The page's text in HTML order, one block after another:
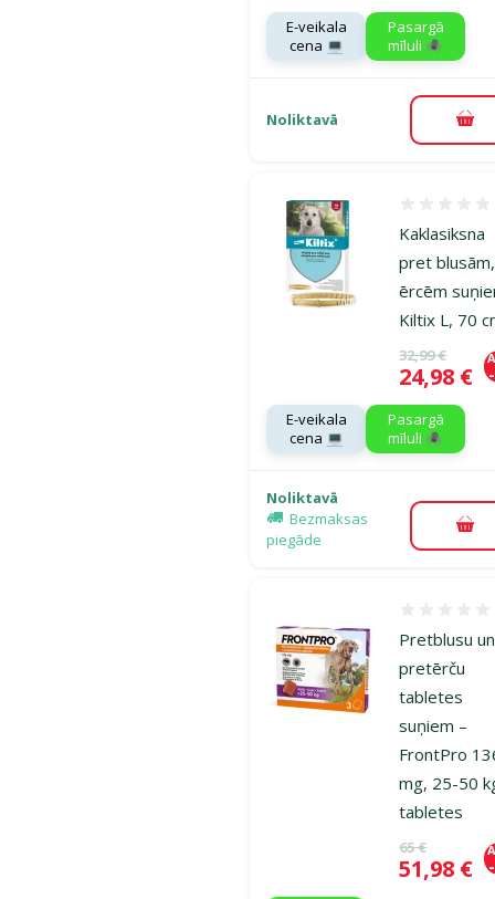
E-veikala
cena 💻
Pasargā
mīluli 🕷️
Noliktavā
Kaklasiksna
pret blusām,
ērcēm
Kiltix L, 70
Oriģinālā
32,99 €
Cena
24,98 €
E-veikala
cena 💻
Pasargā
mīluli 🕷️
Noliktavā
Bezmaksas
piegāde
Pretblusu un
pretērču
tabletes
suņiem –
FrontPro
mg, 25-50
tabletes
Oriģinālā
65 €
Cena
51,98 €